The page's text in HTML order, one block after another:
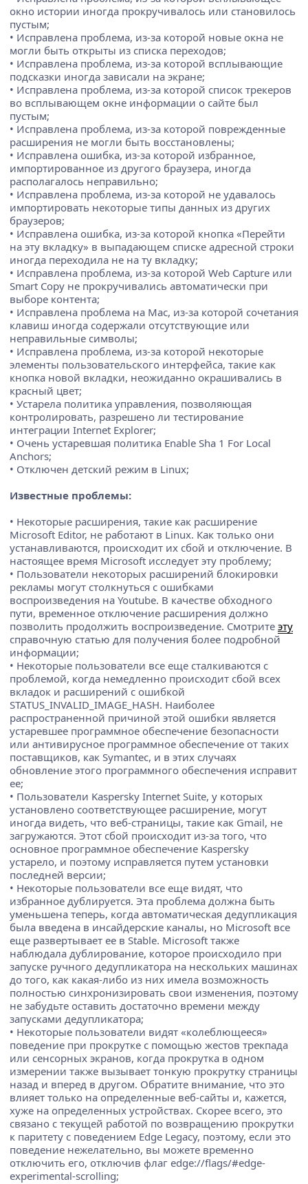
окно истории иногда прокручивалось или становилось
пустым;
• Исправлена проблема, из-за которой новые окна не
могли быть открыты из списка переходов;
• Исправлена проблема, из-за которой всплывающие
подсказки иногда зависали на экране;
• Исправлена проблема, из-за которой список трекеров
во всплывающем окне информации о сайте был
пустым;
• Исправлена проблема, из-за которой поврежденные
расширения не могли быть восстановлены;
• Исправлена ошибка, из-за которой избранное,
импортированное из другого браузера, иногда
располагалось неправильно;
• Исправлена проблема, из-за которой не удавалось
импортировать некоторые типы данных из других
браузеров;
• Исправлена ошибка, из-за которой кнопка «Перейти
на эту вкладку» в выпадающем списке адресной строки
иногда переходила не на ту вкладку;
• Исправлена проблема, из-за которой Web Capture или
Smart Copy не прокручивались автоматически при
выборе контента;
• Исправлена проблема на Mac, из-за которой сочетания
клавиш иногда содержали отсутствующие или
неправильные символы;
• Исправлена проблема, из-за которой некоторые
элементы пользовательского интерфейса, такие как
кнопка новой вкладки, неожиданно окрашивались в
красный цвет;
• Устарела политика управления, позволяющая
контролировать, разрешено ли тестирование
интеграции Internet Explorer;
• Очень устаревшая политика Enable Sha 1 For Local
Anchors;
• Отключен детский режим в Linux;
Известные проблемы:
• Некоторые расширения, такие как расширение
Microsoft Editor, не работают в Linux. Как только они
устанавливаются, происходит их сбой и отключение. В
настоящее время Microsoft исследует эту проблему;
• Пользователи некоторых расширений блокировки
рекламы могут столкнуться с ошибками
воспроизведения на Youtube. В качестве обходного
пути, временное отключение расширения должно
позволить продолжить воспроизведение. Смотрите эту
справочную статью для получения более подробной
информации;
• Некоторые пользователи все еще сталкиваются с
проблемой, когда немедленно происходит сбой всех
вкладок и расширений с ошибкой
STATUS_INVALID_IMAGE_HASH. Наиболее
распространенной причиной этой ошибки является
устаревшее программное обеспечение безопасности
или антивирусное программное обеспечение от таких
поставщиков, как Symantec, и в этих случаях
обновление этого программного обеспечения исправит
ее;
• Пользователи Kaspersky Internet Suite, у которых
установлено соответствующее расширение, могут
иногда видеть, что веб-страницы, такие как Gmail, не
загружаются. Этот сбой происходит из-за того, что
основное программное обеспечение Kaspersky
устарело, и поэтому исправляется путем установки
последней версии;
• Некоторые пользователи все еще видят, что
избранное дублируется. Эта проблема должна быть
уменьшена теперь, когда автоматическая дедупликация
была введена в инсайдерские каналы, но Microsoft все
еще развертывает ее в Stable. Microsoft также
наблюдала дублирование, которое происходило при
запуске ручного дедупликатора на нескольких машинах
до того, как какая-либо из них имела возможность
полностью синхронизировать свои изменения, поэтому
не забудьте оставить достаточно времени между
запусками дедупликатора;
• Некоторые пользователи видят «колеблющееся»
поведение при прокрутке с помощью жестов трекпада
или сенсорных экранов, когда прокрутка в одном
измерении также вызывает тонкую прокрутку страницы
назад и вперед в другом. Обратите внимание, что это
влияет только на определенные веб-сайты и, кажется,
хуже на определенных устройствах. Скорее всего, это
связано с текущей работой по возвращению прокрутки
к паритету с поведением Edge Legacy, поэтому, если это
поведение нежелательно, вы можете временно
отключить его, отключив флаг edge://flags/#edge-
experimental-scrolling;